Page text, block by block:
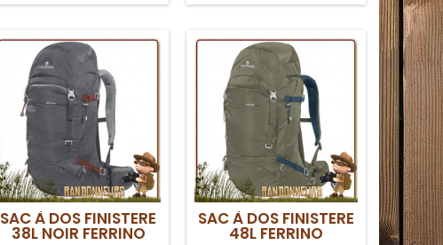
imperméable avec son
tissu robuste XTP 600D
polyester enduction PVC
randonnée ou un long
voyage. Grâce à ses
multiples poches et aux
différents systèmes
d'accès, vous pourrez
organiser au...
SAC À DOS FINISTERE
38L NOIR FERRINO
SAC À DOS FINISTERE
48L FERRINO